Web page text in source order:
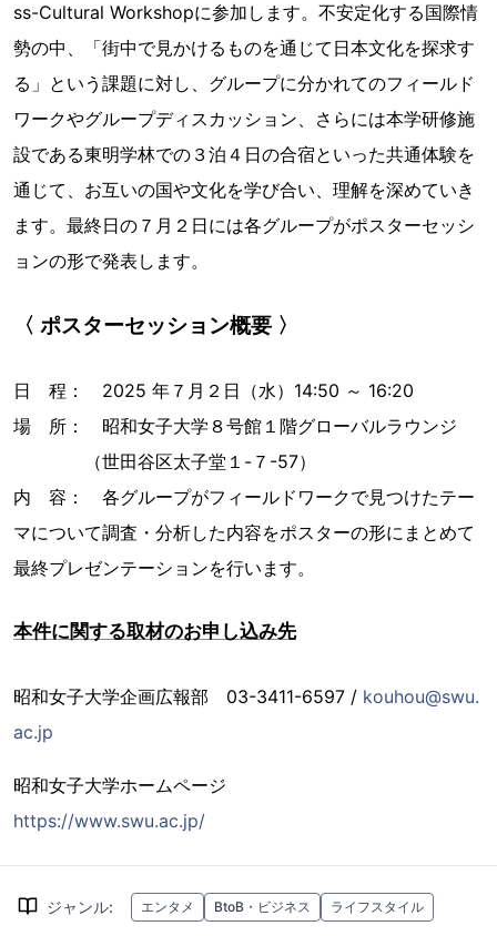
ss-Cultural Workshopに参加します。不安定化する国際情
勢の中、「街中で見かけるものを通じて日本文化を探求す
る」という課題に対し、グループに分かれてのフィールド
ワークやグループディスカッション、さらには本学研修施
設である東明学林での３泊４日の合宿といった共通体験を
通じて、お互いの国や文化を学び合い、理解を深めていき
ます。最終日の７月２日には各グループがポスターセッシ
ョンの形で発表します。
〈 ポスターセッション概要 〉
日 程： 2025 年７月２日（水）14:50 ～ 16:20
場 所： 昭和女子大学８号館１階グローバルラウンジ
（世田谷区太子堂１-７-57）
内 容： 各グループがフィールドワークで見つけたテー
マについて調査・分析した内容をポスターの形にまとめて
最終プレゼンテーションを行います。
本件に関する取材のお申し込み先
昭和女子大学企画広報部 03-3411-6597 / kouhou@swu.
ac.jp
昭和女子大学ホームページ
https://www.swu.ac.jp/
ジャンル: エンタメ BtoB・ビジネス ライフスタイル